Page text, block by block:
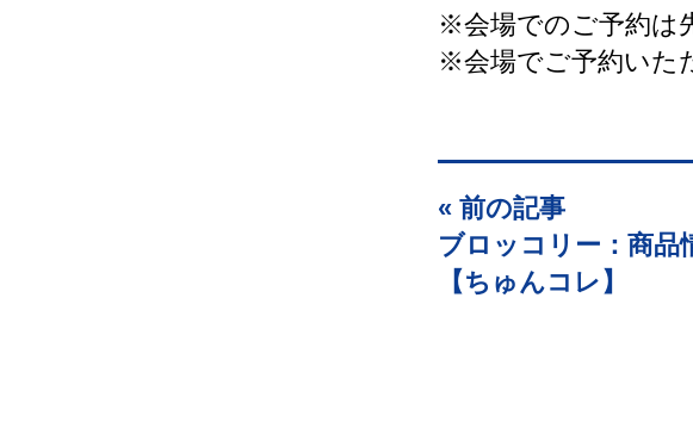
※会場でのご予約は
※会場でご予約いた
« 前の記事
ブロッコリー：商品
【ちゅんコレ】